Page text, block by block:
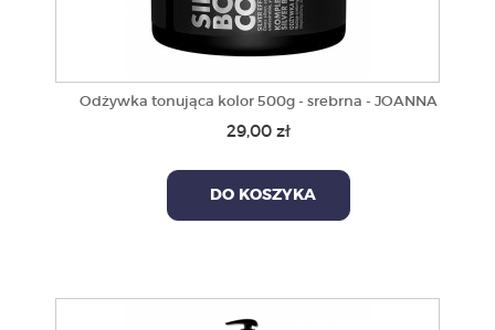
Odżywka tonująca kolor 500g - srebrna - JOANNA
29,00 zł
DO KOSZYKA